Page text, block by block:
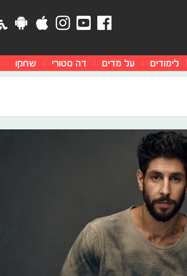
לימודים על מדים דה סטורי שחקו